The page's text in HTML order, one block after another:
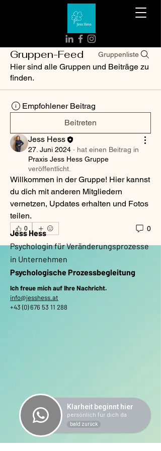
Gruppen-Feed Gruppenliste
Hier sind alle Gruppen und Beiträge zu
finden.
Empfohlener Beitrag
Beitreten
Jess Hess
27. Juni 2024 · hat einen Beitrag in
Praxis Jess Hess Gruppe
veröffentlicht.
Willkommen in der Gruppe! Hier kannst
du dich mit anderen Mitgliedern
vernetzen, Updates erhalten und Fotos
teilen.
0 0
Jess Hess
Psychologin für Veränderungsprozesse
in Unternehmen
Psychologische Prozessbegleitung
Ich freue mich auf Ihre Nachricht.
info@jesshess.at
+43 (0) 676 53 11 288
Klarheit beginnt hier
persönlich für dich da
bald zurück